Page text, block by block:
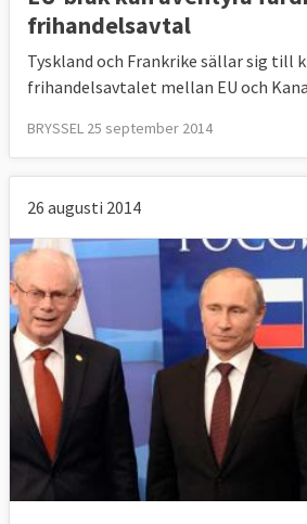
frihandelsavtal
Tyskland och Frankrike sällar sig till
frihandelsavtalet mellan EU och
BRYSSEL 25 september 2014
26 augusti 2014